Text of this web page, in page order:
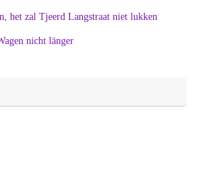
het zal Tjeerd Langstraat niet lukken
nicht länger